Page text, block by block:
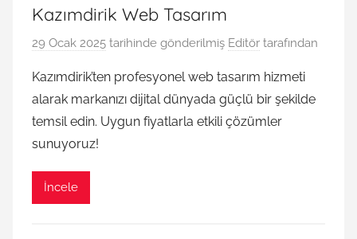
Kazımdirik Web Tasarım
29 Ocak 2025 tarihinde gönderilmiş Editör tarafından
Kazımdirik’ten profesyonel web tasarım hizmeti
alarak markanızı dijital dünyada güçlü bir şekilde
temsil edin. Uygun fiyatlarla etkili çözümler
sunuyoruz!
İncele